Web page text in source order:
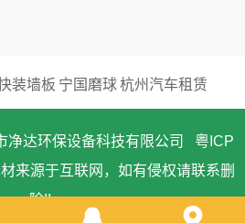
装墙板 宁国磨球杭州汽车租赁
净达环保设备科技有限公司 粤ICP
来源于互联网，如有侵权请联系删
除!!